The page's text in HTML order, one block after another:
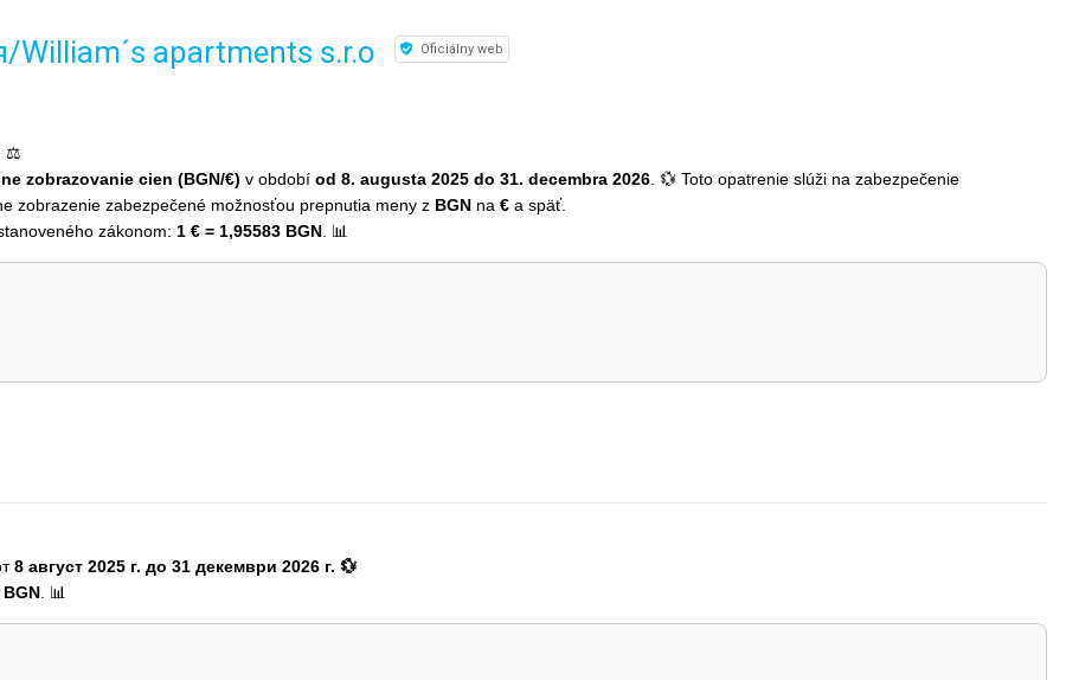
apartments s.r.o Oficiálny web
⚖️
zobrazovanie cien (BGN/€) v období od 8. augusta 2025 do 31. decembra 2026 . 💱 Toto opatrenie slúži na zabezpečenie
zobrazenie zabezpečené možnosťou prepnutia meny z BGN na € a späť.
zákonom: 1 € = 1,95583 BGN . 📊
8 август 2025 г. до 31 декември 2026 г. 💱
BGN . 📊